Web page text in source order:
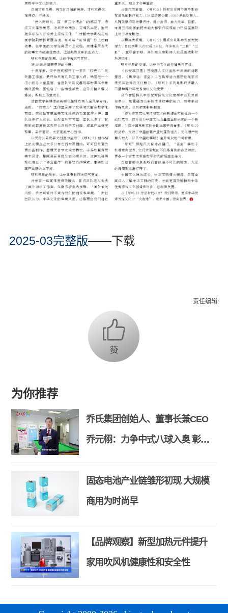
2025-03完整版——下载
责任编辑:
为你推荐
乔氏集团创始人、董事长兼CEO
乔元栩：力争中式八球入奥 彰显
和合共生精神
固态电池产业链雏形初现 大规模
商用为时尚早
【品牌观察】新型加热元件提升
家用吹风机健康性和安全性